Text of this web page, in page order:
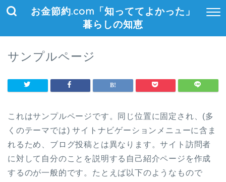
お金節約.com「知っててよかった」
暮らしの知恵
サンプルページ
これはサンプルページです。同じ位置に固定され、(多
くのテーマでは) サイトナビゲーションメニューに含ま
れるため、ブログ投稿とは異なります。サイト訪問者
に対して自分のことを説明する自己紹介ページを作成
するのが一般的です。たとえば以下のようなもので